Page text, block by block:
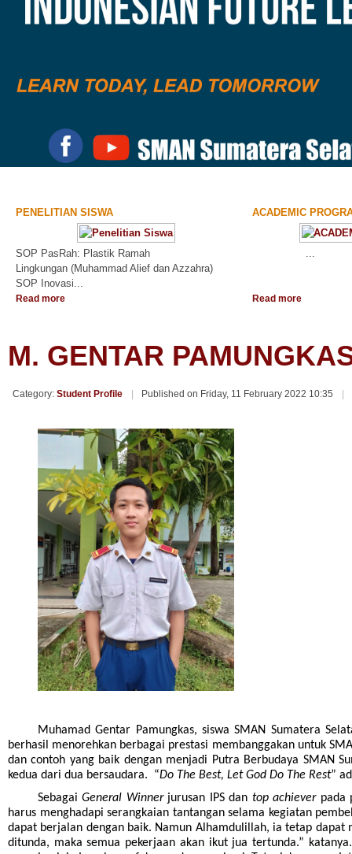
PENELITIAN SISWA
SOP PasRah: Plastik Ramah
Lingkungan (Muhammad Alief dan Azzahra)
SOP Inovasi...
Read more
ACADEMIC
...
Read more
M. GENTAR
Category: Student Profile Published on Friday, 11 February 2022 10:35
Muhamad Gentar Pamungkas, siswa SMAN Sumatera
berhasil menorehkan berbagai prestasi membanggakan untuk
dan contoh yang baik dengan menjadi Putra Berbudaya SMAN
kedua dari dua bersaudara. “Do The Best, Let God Do The Rest”
Sebagai General Winner jurusan IPS dan top achiever pada
harus menghadapi serangkaian tantangan selama kegiatan
dapat berjalan dengan baik. Namun Alhamdulillah, ia tetap dapat
ditunda, maka semua pekerjaan akan ikut jua tertunda.”